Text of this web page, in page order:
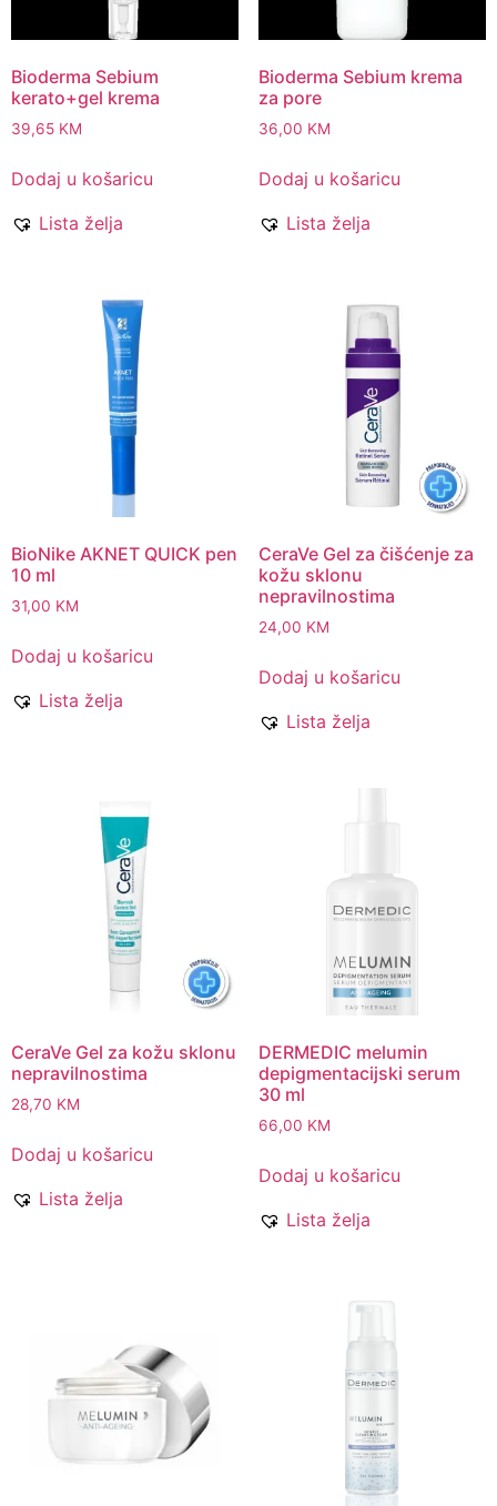
Bioderma Sebium
kerato+gel krema
39,65 KM
Dodaj u košaricu
Lista želja
Bioderma Sebium krema
za pore
36,00 KM
Dodaj u košaricu
Lista želja
BioNike AKNET QUICK pen
10 ml
31,00 KM
Dodaj u košaricu
Lista želja
CeraVe Gel za čišćenje za
kožu sklonu
nepravilnostima
24,00 KM
Dodaj u košaricu
Lista želja
CeraVe Gel za kožu sklonu
nepravilnostima
28,70 KM
Dodaj u košaricu
Lista želja
DERMEDIC melumin
depigmentacijski serum
30 ml
66,00 KM
Dodaj u košaricu
Lista želja